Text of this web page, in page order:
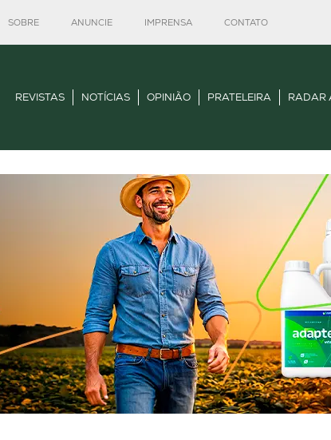
SOBRE ANUNCIE IMPRENSA CONTATO
REVISTAS NOTÍCIAS OPINIÃO PRATELEIRA RADAR